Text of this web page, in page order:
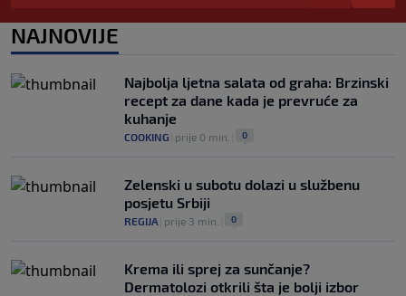
NAJNOVIJE
Najbolja ljetna salata od graha: Brzinski
recept za dane kada je prevruće za
kuhanje
COOKING prije 0 min. 0
Zelenski u subotu dolazi u službenu
posjetu Srbiji
REGIJA prije 3 min. 0
Krema ili sprej za sunčanje?
Dermatolozi otkrili šta je bolji izbor